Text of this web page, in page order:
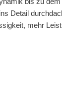
Detail
mehr